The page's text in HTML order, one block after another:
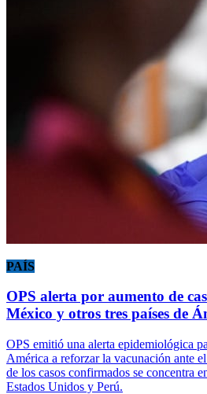
PAÍS
OPS alerta por aumento de
México y otros tres países de
OPS emitió una alerta epidemiológica
América a reforzar la vacunación ante
de los casos confirmados se concentra
Estados Unidos y Perú.